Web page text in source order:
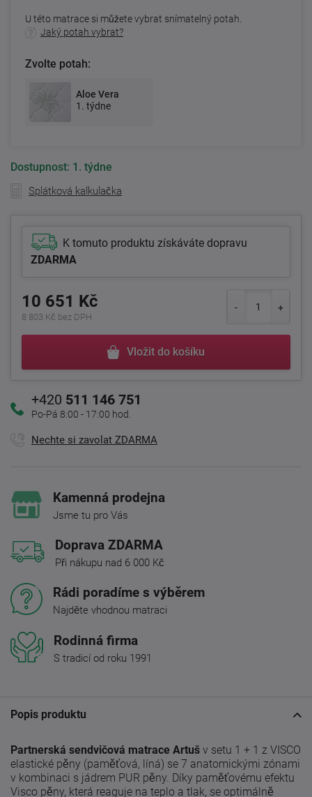
U této matrace si můžete vybrat snímatelný potah.
Jaký potah vybrat?
Zvolte potah:
Aloe Vera
1. týdne
Dostupnost: 1. týdne
Splátková kalkulačka
K tomuto produktu získáváte dopravu
ZDARMA
10 651 Kč
8 803 Kč bez DPH
Vložit do košíku
+420 511 146 751
Po-Pá 8:00 - 17:00 hod.
Nechte si zavolat ZDARMA
Kamenná prodejna
Jsme tu pro Vás
Doprava ZDARMA
Při nákupu nad 6 000 Kč
Rádi poradíme s výběrem
Najděte vhodnou matraci
Rodinná firma
S tradicí od roku 1991
Popis produktu
Partnerská sendvičová matrace Artuš v setu 1 + 1 z VISCO
elastické pěny (paměťová, líná) se 7 anatomickými zónami
v kombinaci s jádrem PUR pěny. Díky paměťovému efektu
Visco pěny, která reaguje na teplo a tlak, se optimálně